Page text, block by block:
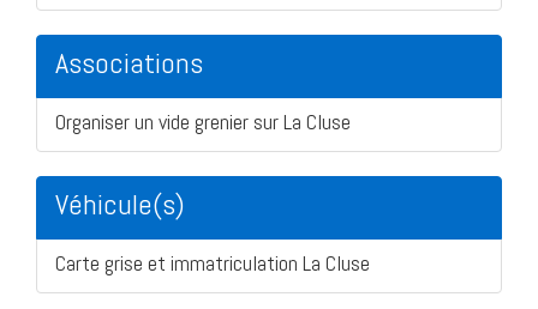
Associations
Organiser un vide grenier sur La Cluse
Véhicule(s)
Carte grise et immatriculation La Cluse